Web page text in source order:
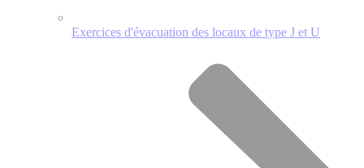
Exercices d'évacuation des locaux de type J et U